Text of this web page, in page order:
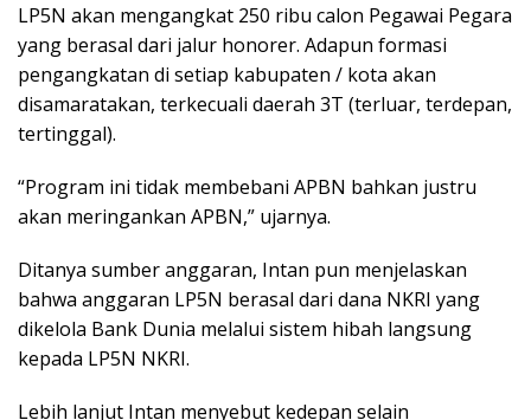
LP5N akan mengangkat 250 ribu calon Pegawai Pegara
yang berasal dari jalur honorer. Adapun formasi
pengangkatan di setiap kabupaten / kota akan
disamaratakan, terkecuali daerah 3T (terluar, terdepan,
tertinggal).
“Program ini tidak membebani APBN bahkan justru
akan meringankan APBN,” ujarnya.
Ditanya sumber anggaran, Intan pun menjelaskan
bahwa anggaran LP5N berasal dari dana NKRI yang
dikelola Bank Dunia melalui sistem hibah langsung
kepada LP5N NKRI.
Lebih lanjut Intan menyebut kedepan selain